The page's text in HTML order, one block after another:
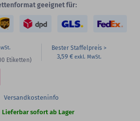
geeignet für:
Etiketten)
Bester Staffelpreis
3,59 €
Versandkosteninfo
Lieferbar sofort ab Lager